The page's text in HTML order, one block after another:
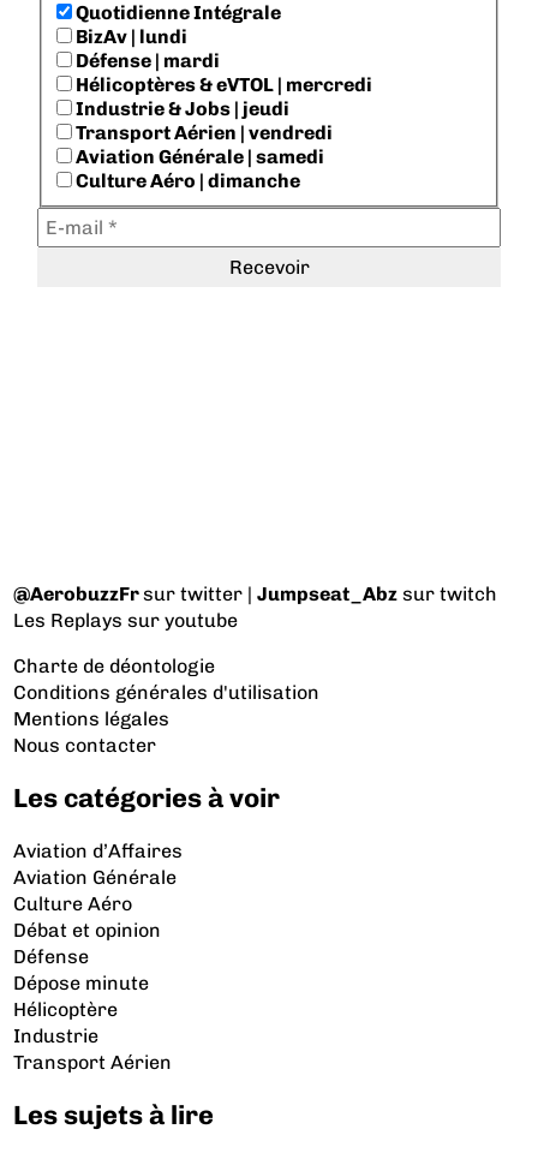
Quotidienne Intégrale
BizAv | lundi
Défense | mardi
Hélicoptères & eVTOL | mercredi
Industrie & Jobs | jeudi
Transport Aérien | vendredi
Aviation Générale | samedi
Culture Aéro | dimanche
@AerobuzzFrsur twitter |Jumpseat_Abz sur twitch
Les Replays sur youtube
Charte de déontologie
Conditions générales d'utilisation
Mentions légales
Nous contacter
Les catégories à voir
Aviation d’Affaires
Aviation Générale
Culture Aéro
Débat et opinion
Défense
Dépose minute
Hélicoptère
Industrie
Transport Aérien
Les sujets à lire